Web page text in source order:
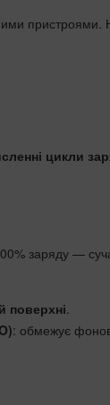
пристроями.
цикли
заряду —
поверхні.
: обмежує